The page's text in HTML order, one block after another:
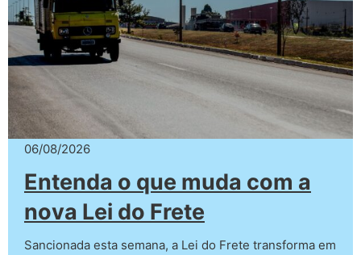
06/08/2026
Entenda o que muda com a
nova Lei do Frete
Sancionada esta semana, a Lei do Frete transforma em